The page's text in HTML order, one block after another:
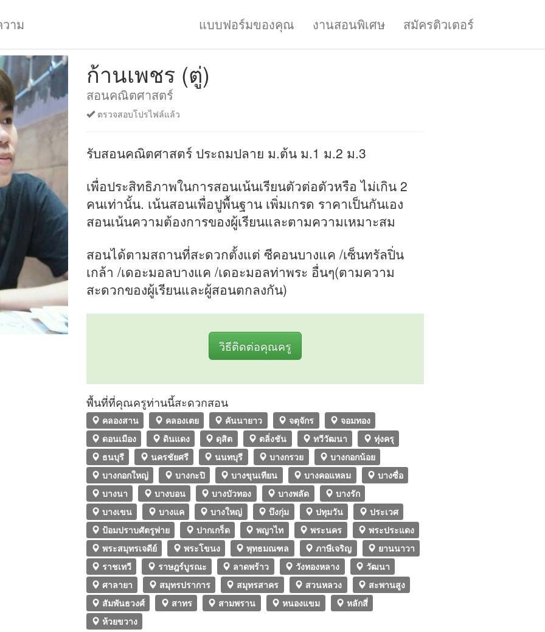
าม แบบฟอร์มของคุณ งานสอนพิเศษ สมัครติวเตอร์
ก้านเพชร (ตู่)
สอนคณิตศาสตร์
ตรวจสอบโปรไฟล์แล้ว
รับสอนคณิตศาสตร์ ประถมปลาย ม.ต้น ม.1 ม.2 ม.3
เพื่อประสิทธิภาพในการสอนเน้นเรียนตัวต่อตัวหรือ ไม่เกิน 2
คนเท่านั้น. เน้นสอนเพื่อปูพื้นฐาน เพิ่มเกรด ราคาเป็นกันเอง
สอนเน้นความต้องการของผู้เรียนและตามความเหมาะสม
สอนได้ตามสถานที่สะดวกตั้งแต่ ซีคอนบางแค /เซ็นทรัลปิ่น
เกล้า /เดอะมอลบางแค /เดอะมอลท่าพระ อื่นๆ(ตามความ
สะดวกของผู้เรียนและผู้สอนตกลงกัน)
วิธีติดต่อคุณครู
พื้นที่ที่คุณครูท่านนี้สะดวกสอน
คลองสาน คลองเตย คันนายาว จตุจักร
จอมทอง
ดอนเมือง
ดินแดง ดุสิต ตลิ่งชัน ทวีวัฒนา
ทุ่งครุ
ธนบุรี
นครชัยศรี นนทบุรี บางกรวย
บางกอกน้อย
บางกอกใหญ่
บางกะปิ บางขุนเทียน บางคอแหลม
บางซื่อ
บางนา
บางบอน บางบัวทอง บางพลัด
บางรัก
บางเขน
บางแค บางใหญ่ บึงกุ่ม ปทุมวัน
ประเวศ
ป้อมปราบศัตรูพ่าย
ปากเกร็ด พญาไท พระนคร
พระประแดง
พระสมุทรเจดีย์
พระโขนง พุทธมณฑล ภาษีเจริญ
ยานนาวา
ราชเทวี
ราษฎร์บูรณะ ลาดพร้าว วังทองหลาง
วัฒนา
ศาลายา
สมุทรปราการ สมุทรสาคร สวนหลวง
สะพานสูง
สัมพันธวงศ์
สาทร สามพราน หนองแขม
หลักสี่
ห้วยขวาง